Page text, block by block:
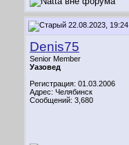
22.08.2023, 19:24
Denis75
Senior Member
Уазовед
Регистрация: 01.03.2006
Адрес: Челябинск
Сообщений: 3,680